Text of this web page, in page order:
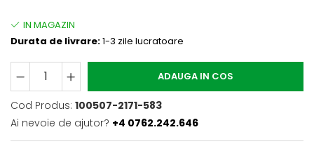
Durata de livrare:1-3 zile lucratoare
ADAUGA IN COS
Cod Produs: 100507-2171-583
Ai nevoie de ajutor? +4 0762.242.646